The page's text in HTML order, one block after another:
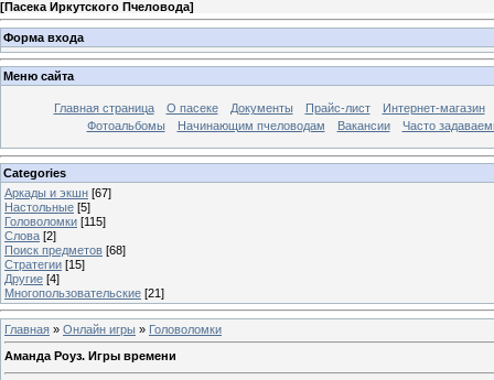
[Пасека Иркутского Пчеловода]
Форма входа
Меню сайта
Главная страница О пасеке Документы Прайс-лист
Интернет-магазин
Фотоальбомы
Начинающим пчеловодам Вакансии Часто
Categories
Аркады и экшн [67]
Настольные [5]
Головоломки [115]
Слова [2]
Поиск предметов [68]
Стратегии [15]
Другие [4]
Многопользовательские [21]
Главная » Онлайн игры » Головоломки
Аманда Роуз. Игры времени